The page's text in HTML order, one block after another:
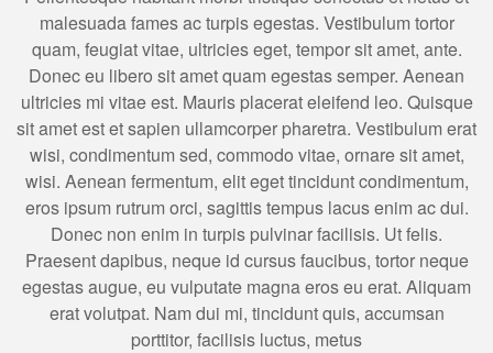
malesuada fames ac turpis egestas. Vestibulum tortor
quam, feugiat vitae, ultricies eget, tempor sit amet, ante.
Donec eu libero sit amet quam egestas semper. Aenean
ultricies mi vitae est. Mauris placerat eleifend leo. Quisque
sit amet est et sapien ullamcorper pharetra. Vestibulum erat
wisi, condimentum sed, commodo vitae, ornare sit amet,
wisi. Aenean fermentum, elit eget tincidunt condimentum,
eros ipsum rutrum orci, sagittis tempus lacus enim ac dui.
Donec non enim in turpis pulvinar facilisis. Ut felis.
Praesent dapibus, neque id cursus faucibus, tortor neque
egestas augue, eu vulputate magna eros eu erat. Aliquam
erat volutpat. Nam dui mi, tincidunt quis, accumsan
porttitor, facilisis luctus, metus